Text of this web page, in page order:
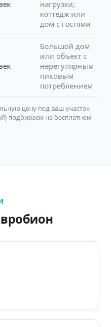
нагрузки;
коттедж или
дом с гостями
Большой дом
или объект с
нерегулярным
пиковым
потреблением
цену под ваш участок
подбираем на бесплатном